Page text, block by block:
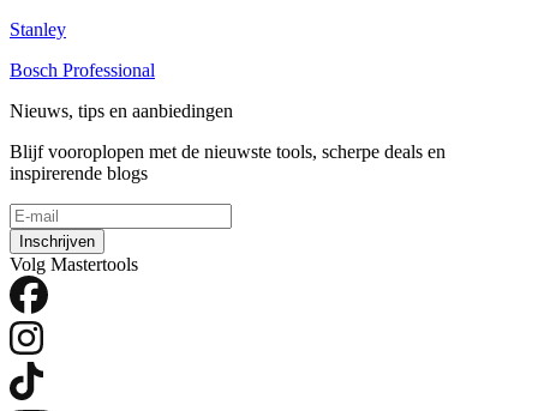
Stanley
Bosch Professional
Nieuws, tips en aanbiedingen
Blijf vooroplopen met de nieuwste tools, scherpe deals en
inspirerende blogs
Inschrijven
Volg Mastertools